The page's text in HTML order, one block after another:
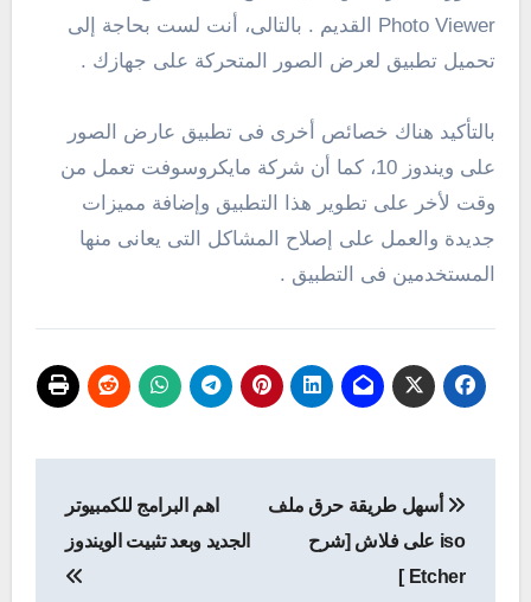
Photo Viewer القديم . بالتالى، أنت لست بحاجة إلى
تحميل تطبيق لعرض الصور المتحركة على جهازك .
بالتأكيد هناك خصائص أخرى فى تطبيق عارض الصور
على ويندوز 10، كما أن شركة مايكروسوفت تعمل من
وقت لأخر على تطوير هذا التطبيق وإضافة مميزات
جديدة والعمل على إصلاح المشاكل التى يعانى منها
المستخدمين فى التطبيق .
تصفّح
المقالات
أسهل طريقة حرق ملف
iso على فلاش [شرح
Etcher ]
اهم البرامج للكمبيوتر
الجديد وبعد تثبيت الويندوز